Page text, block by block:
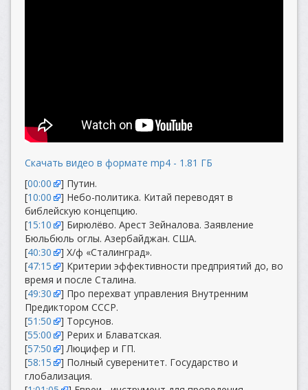
Скачать видео в формате mp4 - 1.81 ГБ
[00:00
] Путин.
[10:00
] Небо-политика. Китай переводят в
библейскую концепцию.
[15:10
] Бирюлёво. Арест Зейналова. Заявление
Бюльбюль оглы. Азербайджан. США.
[40:30
] Х/ф «Сталинград».
[47:15
] Критерии эффективности предприятий до, во
время и после Сталина.
[49:30
] Про перехват управления Внутренним
Предиктором СССР.
[51:50
] Торсунов.
[55:00
] Рерих и Блаватская.
[57:50
] Люцифер и ГП.
[58:15
] Полный суверенитет. Государство и
глобализация.